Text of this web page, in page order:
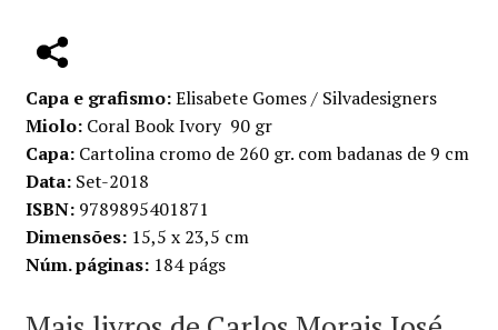
das
Capa e grafismo:Elisabete Gomes / Silvadesigners
Miolo:Coral Book Ivory 90 gr
Capa:Cartolina cromo de 260 gr. com badanas de 9 cm
Data:Set-2018
ISBN:9789895401871
Dimensões:15,5 x 23,5 cm
Núm. páginas:184 págs